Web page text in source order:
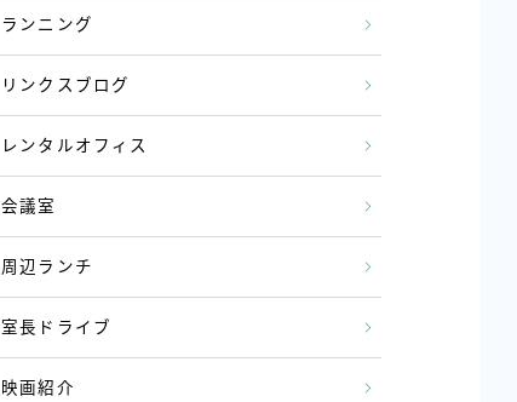
ランニング
リンクスブログ
レンタルオフィス
会議室
周辺ランチ
室長ドライブ
映画紹介